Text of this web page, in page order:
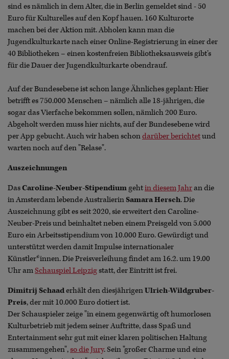
sind es nämlich in dem Alter, die in Berlin gemeldet sind - 50
Euro für Kulturelles auf den Kopf hauen. 160 Kulturorte
machen bei der Aktion mit. Abholen kann man die
Jugendkulturkarte nach einer Online-Registrierung in einer der
40 Bibliotheken – einen kostenfreien Bibliotheksausweis gibt’s
für die Dauer der Jugendkulturkarte obendrauf.
Auf der Bundesebene ist schon lange Ähnliches geplant: Hier
betrifft es 750.000 Menschen – nämlich alle 18-jährigen, die
sogar das Vierfache bekommen sollen, nämlich 200 Euro.
Abgeholt werden muss hier nichts, auf der Bundesebene wird
per App gebucht. Auch wir haben schondarüber berichtetund
warten noch auf den "Relase".
Auszeichnungen
DasCaroline-Neuber-Stipendiumgehtin diesem Jahran die
in Amsterdam lebende AustralierinSamara Hersch. Die
Auszeichnung gibt es seit 2020, sie erweitert den Caroline-
Neuber-Preis und beinhaltet neben einem Preisgeld von 5.000
Euro ein Arbeitsstipendium von 10.000 Euro. Gewürdigt und
unterstützt werden damit Impulse internationaler
Künstler*innen. Die Preisverleihung findet am 16.2. um 19.00
Uhr amSchauspiel Leipzigstatt, der Eintritt ist frei.
Dimitrij Schaaderhält den diesjährigenUlrich-Wildgruber-
Preis, der mit 10.000 Euro dotiert ist.
Der Schauspieler zeige "in einem gegenwärtig oft humorlosen
Kulturbetrieb mit jedem seiner Auftritte, dass Spaß und
Entertainment sehr gut mit einer klaren politischen Haltung
zusammengehen",so die Jury. Sein "großer Charme und eine